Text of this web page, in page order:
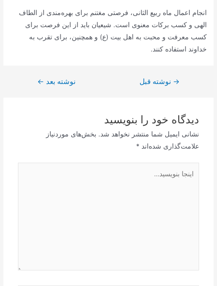
انجام اعمال ماه ربیع الثانی، فرصتی مغتنم برای بهره‌مندی از الطاف
الهی و کسب برکات معنوی است. شیعیان باید از این فرصت برای
کسب معرفت و محبت به اهل بیت (ع) و همچنین، برای تقرب به
خداوند استفاده کنند.
راهبری
→ نوشته قبل نوشته بعد ←
دیدگاه‌ خود را بنویسید
نشانی ایمیل شما منتشر نخواهد شد. بخش‌های موردنیاز
علامت‌گذاری شده‌اند *
بنویسید…